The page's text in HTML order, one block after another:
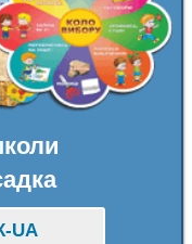
UA